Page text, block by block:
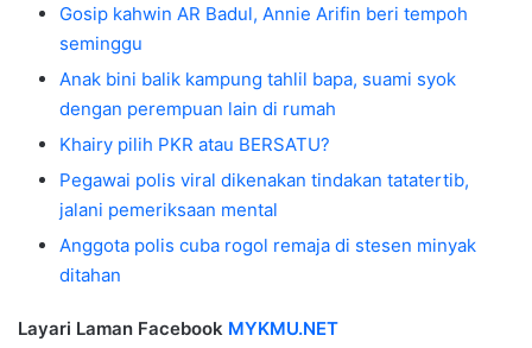
Gosip kahwin AR Badul, Annie Arifin beri tempoh
seminggu
Anak bini balik kampung tahlil bapa, suami syok
dengan perempuan lain di rumah
Khairy pilih PKR atau BERSATU?
Pegawai polis viral dikenakan tindakan tatatertib,
jalani pemeriksaan mental
Anggota polis cuba rogol remaja di stesen minyak
ditahan
Layari Laman Facebook MYKMU.NET